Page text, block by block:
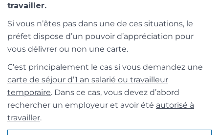
travailler.
Si vous n’êtes pas dans une de ces situations, le
préfet dispose d’un pouvoir d’appréciation pour
vous délivrer ou non une carte.
C’est principalement le cas si vous demandez une
carte de séjour d’1 an salarié ou travailleur
temporaire. Dans ce cas, vous devez d’abord
rechercher un employeur et avoir été autorisé à
travailler.